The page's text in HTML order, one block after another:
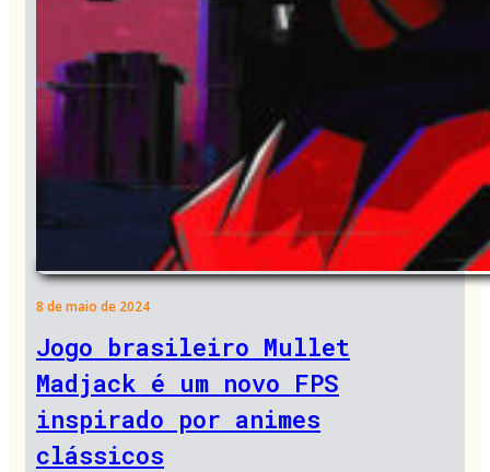
8 de maio de 2024
Jogo brasileiro Mullet
Madjack é um novo FPS
inspirado por animes
clássicos